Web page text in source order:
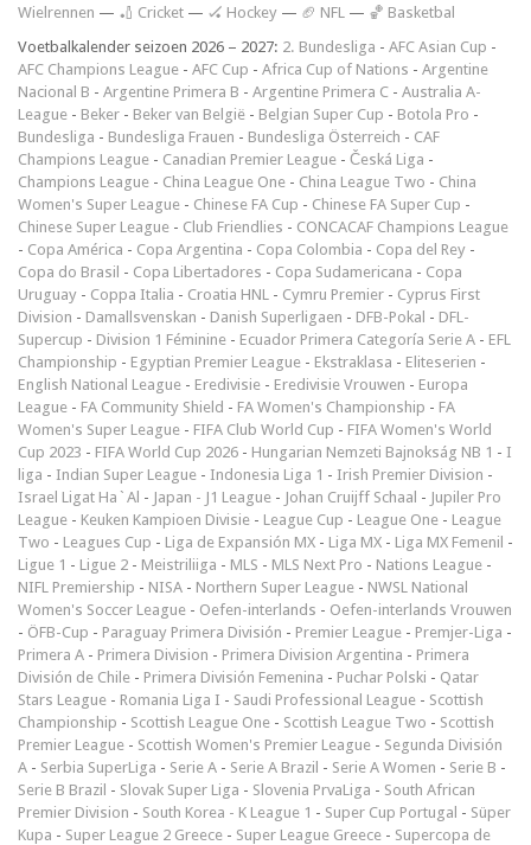
Wielrennen — 🏏 Cricket — 🏑 Hockey — 🏈 NFL — 🏀 Basketbal
Voetbalkalender seizoen 2026 – 2027: 2. Bundesliga - AFC Asian Cup -
AFC Champions League - AFC Cup - Africa Cup of Nations - Argentine
Nacional B - Argentine Primera B - Argentine Primera C - Australia A-
League - Beker - Beker van België - Belgian Super Cup - Botola Pro -
Bundesliga - Bundesliga Frauen - Bundesliga Österreich - CAF
Champions League - Canadian Premier League - Česká Liga -
Champions League - China League One - China League Two - China
Women's Super League - Chinese FA Cup - Chinese FA Super Cup -
Chinese Super League - Club Friendlies - CONCACAF Champions League
- Copa América - Copa Argentina - Copa Colombia - Copa del Rey -
Copa do Brasil - Copa Libertadores - Copa Sudamericana - Copa
Uruguay - Coppa Italia - Croatia HNL - Cymru Premier - Cyprus First
Division - Damallsvenskan - Danish Superligaen - DFB-Pokal - DFL-
Supercup - Division 1 Féminine - Ecuador Primera Categoría Serie A - EFL
Championship - Egyptian Premier League - Ekstraklasa - Eliteserien -
English National League - Eredivisie - Eredivisie Vrouwen - Europa
League - FA Community Shield - FA Women's Championship - FA
Women's Super League - FIFA Club World Cup - FIFA Women's World
Cup 2023 - FIFA World Cup 2026 - Hungarian Nemzeti Bajnokság NB 1 - I
liga - Indian Super League - Indonesia Liga 1 - Irish Premier Division -
Israel Ligat Ha`Al - Japan - J1 League - Johan Cruijff Schaal - Jupiler Pro
League - Keuken Kampioen Divisie - League Cup - League One - League
Two - Leagues Cup - Liga de Expansión MX - Liga MX - Liga MX Femenil -
Ligue 1 - Ligue 2 - Meistriliiga - MLS - MLS Next Pro - Nations League -
NIFL Premiership - NISA - Northern Super League - NWSL National
Women's Soccer League - Oefen-interlands - Oefen-interlands Vrouwen
- ÖFB-Cup - Paraguay Primera División - Premier League - Premjer-Liga -
Primera A - Primera Division - Primera Division Argentina - Primera
División de Chile - Primera División Femenina - Puchar Polski - Qatar
Stars League - Romania Liga I - Saudi Professional League - Scottish
Championship - Scottish League One - Scottish League Two - Scottish
Premier League - Scottish Women's Premier League - Segunda División
A - Serbia SuperLiga - Serie A - Serie A Brazil - Serie A Women - Serie B -
Serie B Brazil - Slovak Super Liga - Slovenia PrvaLiga - South African
Premier Division - South Korea - K League 1 - Super Cup Portugal - Süper
Kupa - Super League 2 Greece - Super League Greece - Supercopa de